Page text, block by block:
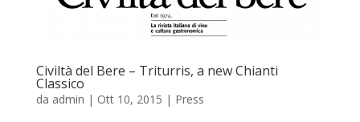
Civiltà del Bere – Triturris, a new Chianti
Classico
da admin | Ott 10, 2015 | Press